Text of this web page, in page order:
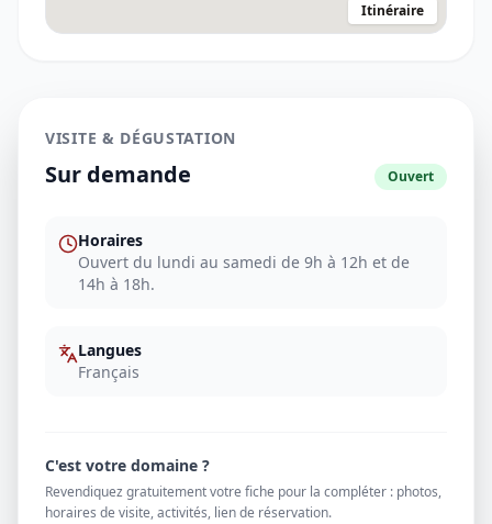
Itinéraire
VISITE & DÉGUSTATION
Sur demande Ouvert
Horaires
Ouvert du lundi au samedi de 9h à 12h et de
14h à 18h.
Langues
Français
C'est votre domaine ?
Revendiquez gratuitement votre fiche pour la compléter : photos,
horaires de visite, activités, lien de réservation.